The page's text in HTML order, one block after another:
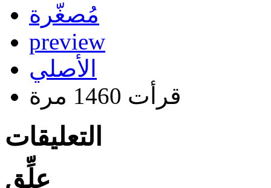
مُصغّرة
preview
الأصلي
قرأت 1460 مرة
التعليقات
علِّق